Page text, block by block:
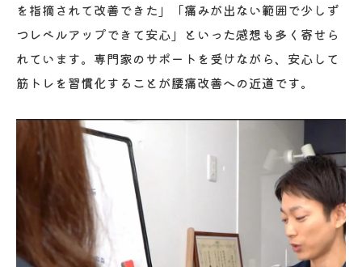
を指摘されて改善できた」「痛みが出ない範囲で少しず
つレベルアップできて安心」といった感想も多く寄せら
れています。専門家のサポートを受けながら、安心して
筋トレを習慣化することが腰痛改善への近道です。